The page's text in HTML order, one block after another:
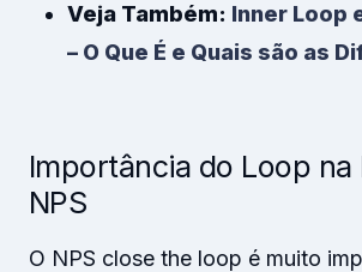
Veja Também: Inner Loop
– O Que É e Quais são as
Importância do Loop na
NPS
O NPS close the loop é muito